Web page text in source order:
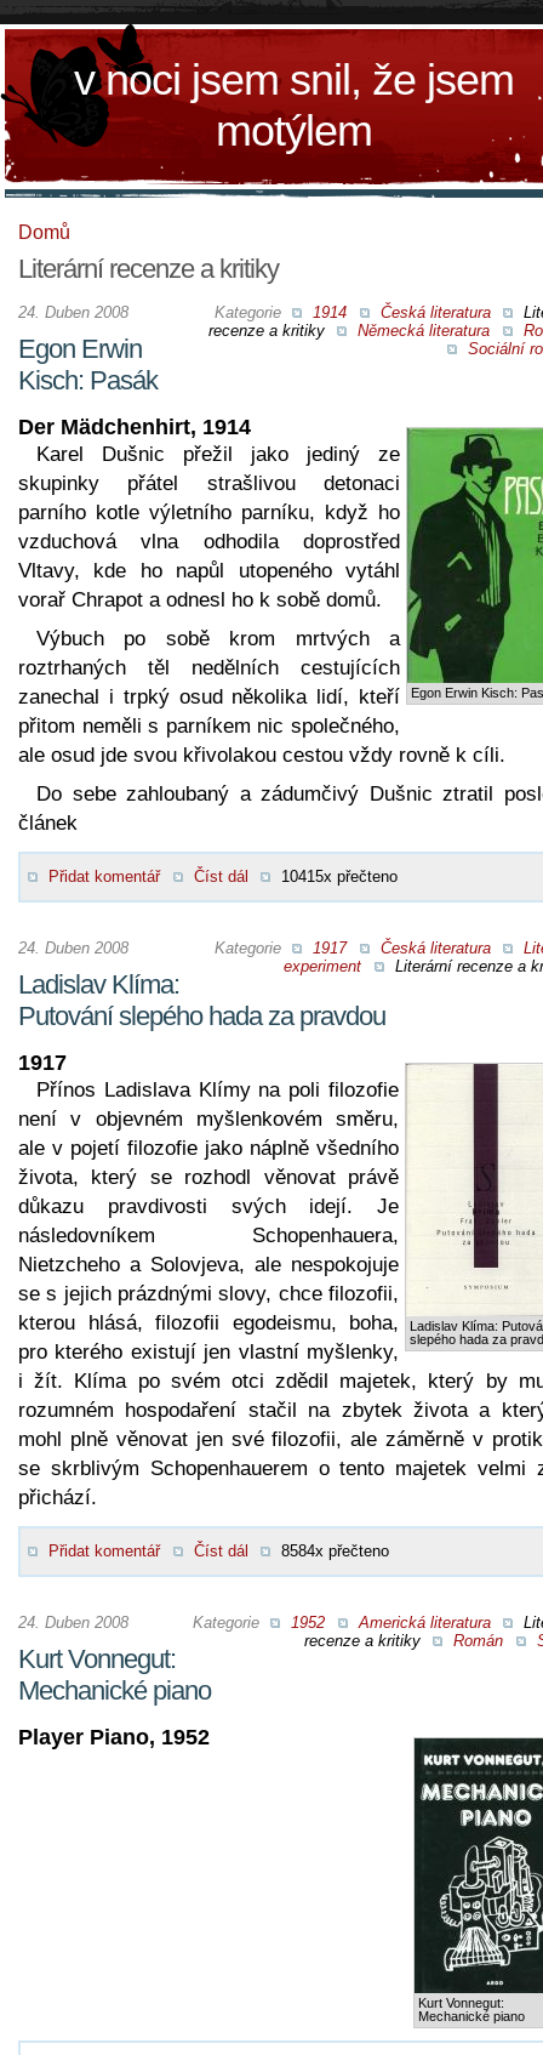
v noci jsem snil, že jsem
motýlem
Domů
Literární recenze a kritiky
Kategorie 1914 Česká literatura
recenze a kritiky
Německá literatura
Sociální
24. Duben 2008
Egon Erwin
Kisch: Pasák
Egon Erwin Kisch:
Der Mädchenhirt, 1914
Karel Dušnic přežil jako jediný ze
skupinky přátel strašlivou detonaci
parního kotle výletního parníku, když ho
vzduchová vlna odhodila doprostřed
Vltavy, kde ho napůl utopeného vytáhl
vorař Chrapot a odnesl ho k sobě domů.
Výbuch po sobě krom mrtvých a
roztrhaných těl nedělních cestujících
zanechal i trpký osud několika lidí, kteří
přitom neměli s parníkem nic společného,
ale osud jde svou křivolakou cestou vždy rovně k cíli.
Do sebe zahloubaný a zádumčivý Dušnic ztratil
článek
Přidat komentář Číst dál 10415x přečteno
Kategorie 1917 Česká literatura
experiment
Literární recenze a
24. Duben 2008
Ladislav Klíma:
Putování slepého hada za pravdou
Ladislav Klíma:
slepého hada za
1917
Přínos Ladislava Klímy na poli filozofie
není v objevném myšlenkovém směru,
ale v pojetí filozofie jako náplně všedního
života, který se rozhodl věnovat právě
důkazu pravdivosti svých idejí. Je
následovníkem Schopenhauera,
Nietzcheho a Solovjeva, ale nespokojuje
se s jejich prázdnými slovy, chce filozofii,
kterou hlásá, filozofii egodeismu, boha,
pro kterého existují jen vlastní myšlenky,
i žít. Klíma po svém otci zdědil majetek, který by
rozumném hospodaření stačil na zbytek života a
mohl plně věnovat jen své filozofii, ale záměrně v
se skrblivým Schopenhauerem o tento majetek velmi
přichází.
Přidat komentář Číst dál 8584x přečteno
Kategorie 1952 Americká literatura
recenze a kritiky
Román
24. Duben 2008
Kurt Vonnegut:
Mechanické piano
Kurt Vonnegut:
Mechanické piano
Player Piano, 1952